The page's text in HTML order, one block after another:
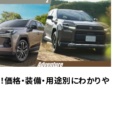
格・装備・用途別にわかりや